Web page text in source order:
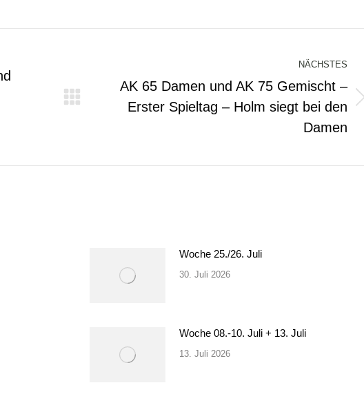
NÄCHSTES
Nächster
AK 65 Damen und AK 75 Gemischt –
Erster Spieltag – Holm siegt bei den
Damen
Woche 25./26. Juli
30. Juli 2026
Woche 08.-10. Juli + 13. Juli
13. Juli 2026